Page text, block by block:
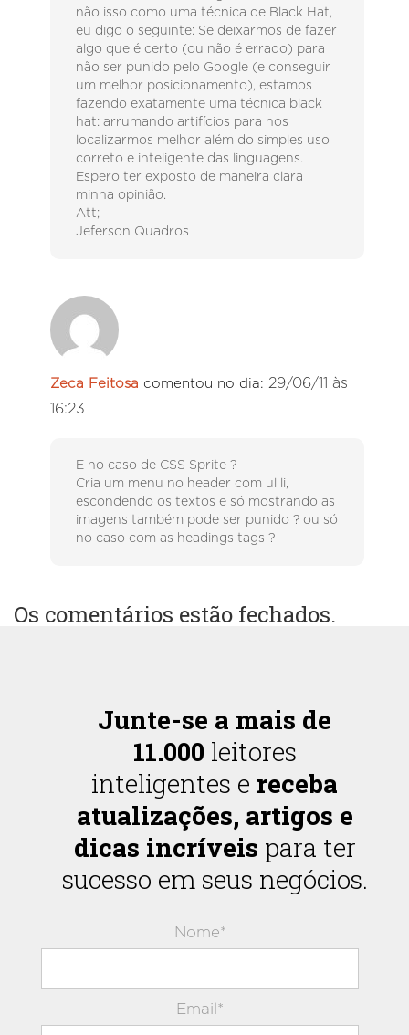
não isso como uma técnica de Black Hat,
eu digo o seguinte: Se deixarmos de fazer
algo que é certo (ou não é errado) para
não ser punido pelo Google (e conseguir
um melhor posicionamento), estamos
fazendo exatamente uma técnica black
hat: arrumando artifícios para nos
localizarmos melhor além do simples uso
correto e inteligente das linguagens.
Espero ter exposto de maneira clara
minha opinião.
Att;
Jeferson Quadros
Zeca Feitosa comentou no dia: 29/06/11 às
16:23
E no caso de CSS Sprite ?
Cria um menu no header com ul li,
escondendo os textos e só mostrando as
imagens também pode ser punido ? ou só
no caso com as headings tags ?
Os comentários estão fechados.
Junte-se a mais de
11.000 leitores
inteligentes e receba
atualizações, artigos e
dicas incríveis para ter
sucesso em seus negócios.
Nome*
Email*